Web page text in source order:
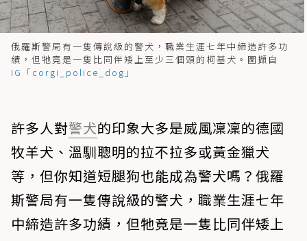
俄羅斯警局有一隻傳說級的警犬，職業生涯七年中締造許多功
績，但牠竟是一隻比同伴矮上至少三個頭的柯基犬。圖擷自
IG「corgi_police_dog」
許多人對警犬的印象大多是威風凜凜的德國
牧羊犬、溫馴聰明的拉不拉多或黃金獵犬
等，但你知道短腿狗也能成為警犬嗎？俄羅
斯警局有一隻傳說級的警犬，職業生涯七年
中締造許多功績，但牠竟是一隻比同伴矮上